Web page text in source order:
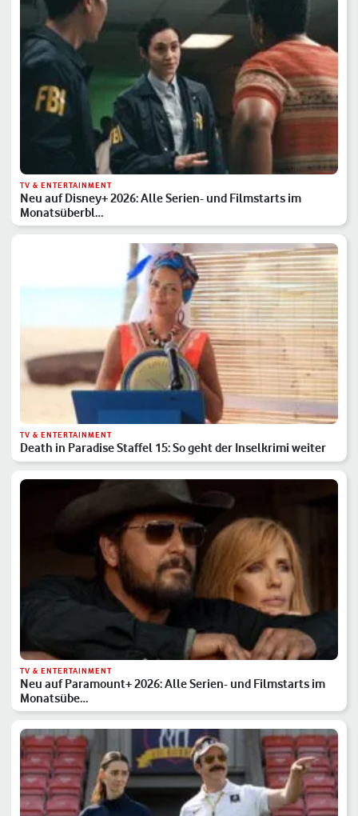
TV & ENTERTAINMENT
Neu auf Disney+ 2026: Alle Serien- und Filmstarts im
Monatsüberbl…
TV & ENTERTAINMENT
Death in Paradise Staffel 15: So geht der Inselkrimi weiter
TV & ENTERTAINMENT
Neu auf Paramount+ 2026: Alle Serien- und Filmstarts im
Monatsübe…